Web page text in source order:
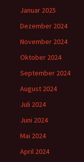
Januar 2025
Dezember 2024
November 2024
Oktober 2024
September 2024
August 2024
Juli 2024
Juni 2024
Mai 2024
April 2024